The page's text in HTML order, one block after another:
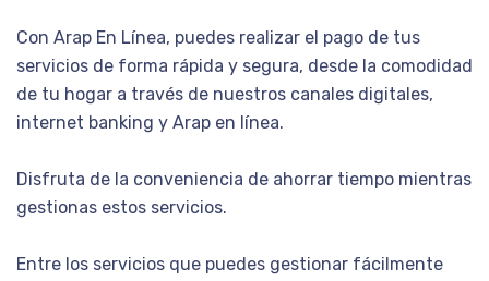
Con Arap En Línea, puedes realizar el pago de tus
servicios de forma rápida y segura, desde la comodidad
de tu hogar a través de nuestros canales digitales,
internet banking y Arap en línea.
Disfruta de la conveniencia de ahorrar tiempo mientras
gestionas estos servicios.
Entre los servicios que puedes gestionar fácilmente